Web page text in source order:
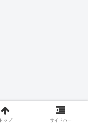
トップ サイドバー